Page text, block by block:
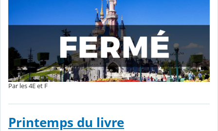
Par les 4E et F
Printemps du livre